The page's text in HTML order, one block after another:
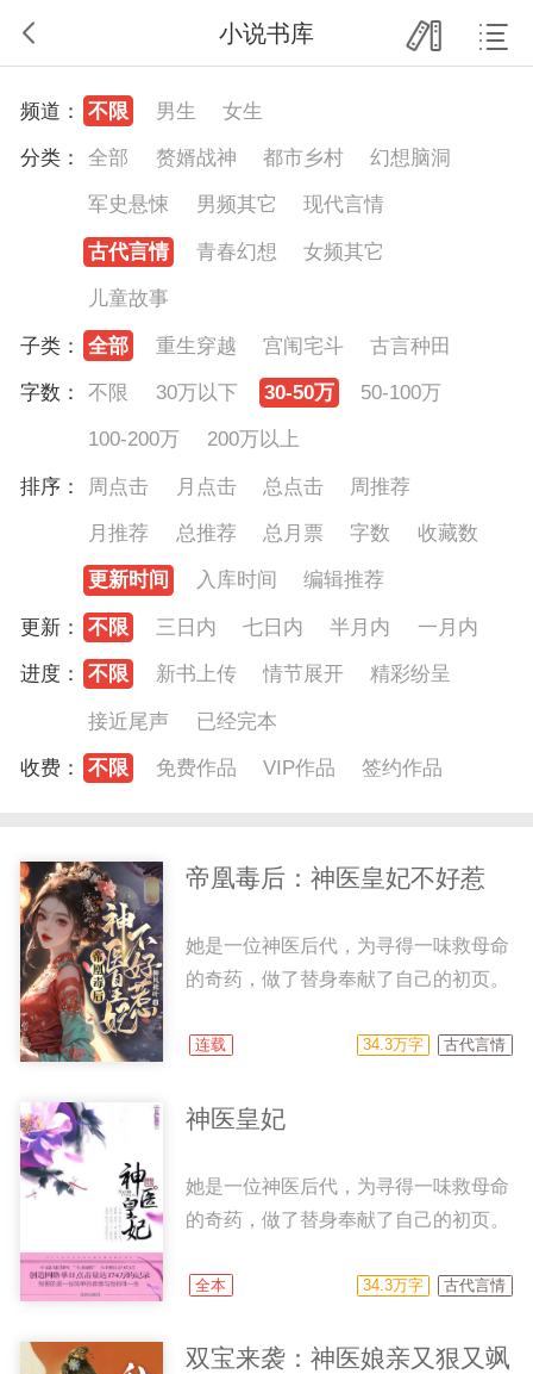
小说书库
频道： 不限 男生
女生
分类：
全部 赘婿战神 都市乡村
幻想脑洞
军史悬悚
男频其它
现代言情
古代言情
青春幻想
女频其它
儿童故事
子类：
全部 重生穿越 宫闱宅斗
古言种田
字数：
不限 30万以下 30-50万
50-100万
100-200万
200万以上
排序：
周点击 月点击 总点击
周推荐
月推荐
总推荐 总月票 字数
收藏数
更新时间
入库时间
编辑推荐
更新：
不限 三日内 七日内 半月内
一月内
进度：
不限 新书上传 情节展开
精彩纷呈
接近尾声
已经完本
收费：
不限 免费作品 VIP作品 签约作品
帝凰毒后：神医皇妃不好惹
她是一位神医后代，为寻得一味救母命
的奇药，做了替身奉献了自己的初页。
但却是个loser。 在那一页疯狂过后，
抹灭的痕迹，却不知道那淡淡的药香气
连载 34.3万字 古代言情
神医皇妃
她是一位神医后代，为寻得一味救母命
的奇药，做了替身奉献了自己的初页。
但却是个loser。 在那一页疯狂过后，
抹灭的痕迹，却不知道那淡淡的药香气
全本 34.3万字 古代言情
双宝来袭：神医娘亲又狠又飒